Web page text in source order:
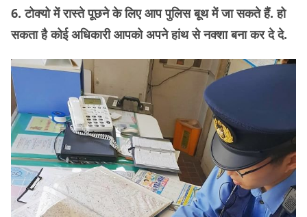
6. टोक्यो में रास्ते पूछने के लिए आप पुलिस बूथ में जा सकते हैं. हो
सकता है कोई अधिकारी आपको अपने हांथ से नक्शा बना कर दे दे.